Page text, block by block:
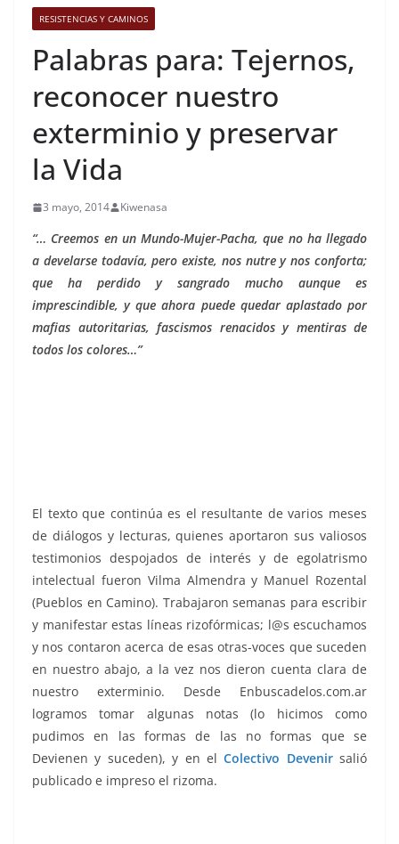
RESISTENCIAS Y CAMINOS
Palabras para: Tejernos,
reconocer nuestro
exterminio y preservar
la Vida
3 mayo, 2014 Kiwenasa
“… Creemos en un Mundo-Mujer-Pacha, que no ha llegado
a develarse todavía, pero existe, nos nutre y nos conforta;
que ha perdido y sangrado mucho aunque es
imprescindible, y que ahora puede quedar aplastado por
mafias autoritarias, fascismos renacidos y mentiras de
todos los colores…”
El texto que continúa es el resultante de varios meses
de diálogos y lecturas, quienes aportaron sus valiosos
testimonios despojados de interés y de egolatrismo
intelectual fueron Vilma Almendra y Manuel Rozental
(Pueblos en Camino). Trabajaron semanas para escribir
y manifestar estas líneas rizofórmicas; l@s escuchamos
y nos contaron acerca de esas otras-voces que suceden
en nuestro abajo, a la vez nos dieron cuenta clara de
nuestro exterminio. Desde Enbuscadelos.com.ar
logramos tomar algunas notas (lo hicimos como
pudimos en las formas de las no formas que se
Devienen y suceden), y en elColectivo Devenirsalió
publicado e impreso el rizoma.